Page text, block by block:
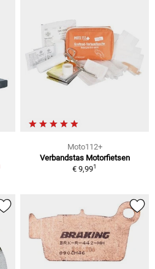
Moto112+
Verbandstas Motorfietsen
€ 9,991